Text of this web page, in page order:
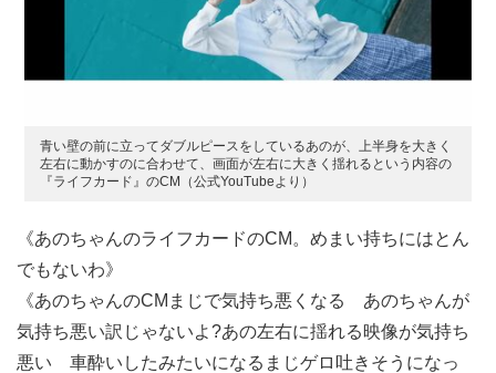
青い壁の前に立ってダブルピースをしているあのが、上半身を大きく
左右に動かすのに合わせて、画面が左右に大きく揺れるという内容の
『ライフカード』のCM（公式YouTubeより）
《あのちゃんのライフカードのCM。めまい持ちにはとん
でもないわ》
《あのちゃんのCMまじで気持ち悪くなる あのちゃんが
気持ち悪い訳じゃないよ?あの左右に揺れる映像が気持ち
悪い 車酔いしたみたいになるまじゲロ吐きそうになっ